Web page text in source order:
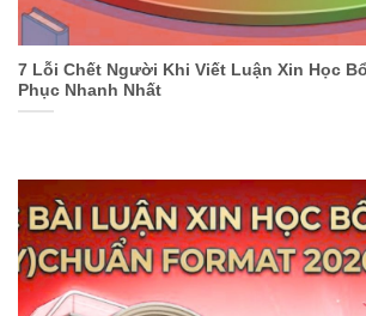
7 Lỗi Chết Người Khi Viết Luận Xin Học
Phục Nhanh Nhất